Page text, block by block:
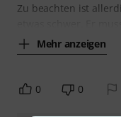
Zu beachten ist
Mehr anzeigen
0 0